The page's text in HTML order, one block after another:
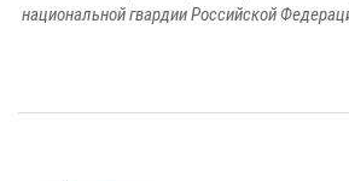
национальной гвардии Российской